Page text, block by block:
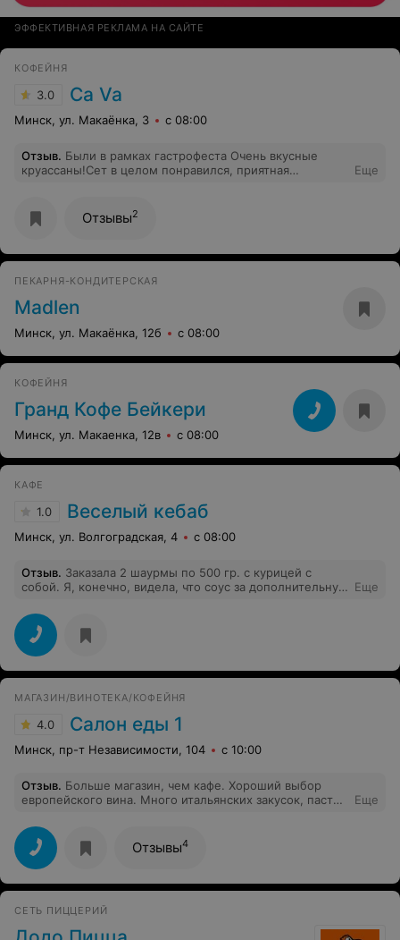
ЭФФЕКТИВНАЯ РЕКЛАМА НА САЙТЕ
КОФЕЙНЯ
3.0 Ca Va
Минск, ул. Макаёнка, 3 с 08:00
Отзыв. Были в рамках гастрофеста Очень вкусные
круассаны!Сет в целом понравился, приятная
Еще
Отзывы2
ПЕКАРНЯ-КОНДИТЕРСКАЯ
Madlen
Минск, ул. Макаёнка, 12б с 08:00
КОФЕЙНЯ
Гранд Кофе Бейкери
Минск, ул. Макаенка, 12в с 08:00
КАФЕ
1.0 Веселый кебаб
Минск, ул. Волгоградская, 4 с 08:00
Отзыв. Заказала 2 шаурмы по 500 гр. с курицей с
собой. Я, конечно, видела, что соус за дополнительную
будет. Получилась пресная, сухая и не вкусная.
Покупала шаурму на Волгогрдской первый и
последний раз.
Еще
МАГАЗИН/ВИНОТЕКА/КОФЕЙНЯ
4.0 Салон еды 1
Минск, пр-т Независимости, 104 с 10:00
Отзыв. Больше магазин, чем кафе. Хороший выбор
европейского вина. Много итальянских закусок, пасты,
Еще
Отзывы4
СЕТЬ ПИЦЦЕРИЙ